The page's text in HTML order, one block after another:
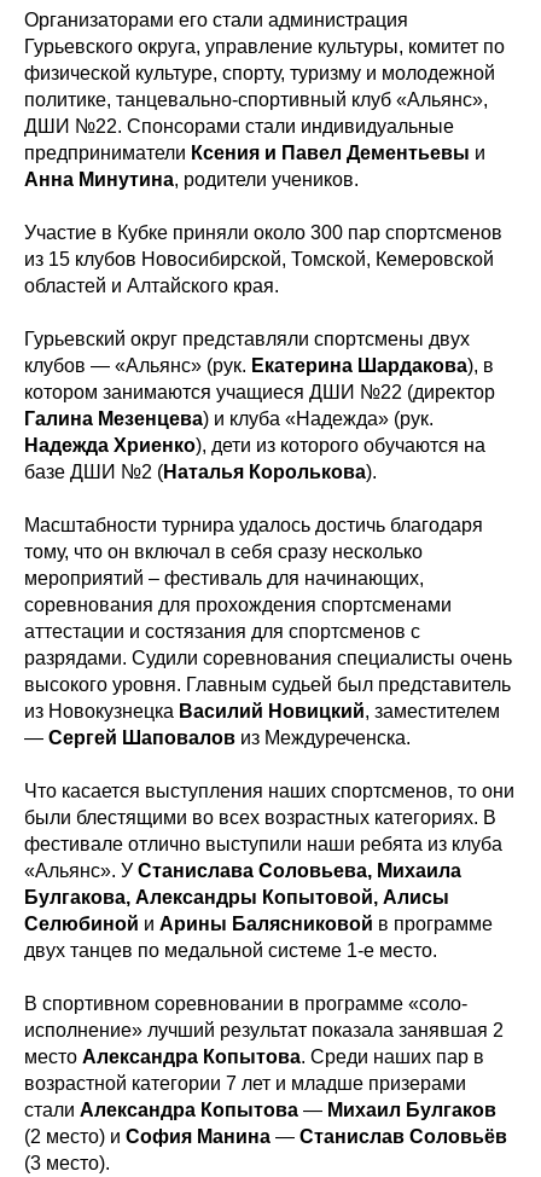
Организаторами его стали администрация
Гурьевского округа, управление культуры, комитет по
физической культуре, спорту, туризму и молодежной
политике, танцевально-спортивный клуб «Альянс»,
ДШИ №22. Спонсорами стали индивидуальные
предприниматели Ксения и Павел Дементьевы и
Анна Минутина, родители учеников.
Участие в Кубке приняли около 300 пар спортсменов
из 15 клубов Новосибирской, Томской, Кемеровской
областей и Алтайского края.
Гурьевский округ представляли спортсмены двух
клубов — «Альянс» (рук. Екатерина Шардакова), в
котором занимаются учащиеся ДШИ №22 (директор
Галина Мезенцева) и клуба «Надежда» (рук.
Надежда Хриенко), дети из которого обучаются на
базе ДШИ №2 (Наталья Королькова).
Масштабности турнира удалось достичь благодаря
тому, что он включал в себя сразу несколько
мероприятий – фестиваль для начинающих,
соревнования для прохождения спортсменами
аттестации и состязания для спортсменов с
разрядами. Судили соревнования специалисты очень
высокого уровня. Главным судьей был представитель
из Новокузнецка Василий Новицкий, заместителем
— Сергей Шаповалов из Междуреченска.
Что касается выступления наших спортсменов, то они
были блестящими во всех возрастных категориях. В
фестивале отлично выступили наши ребята из клуба
«Альянс». У Станислава Соловьева, Михаила
Булгакова, Александры Копытовой, Алисы
Селюбиной и Арины Балясниковой в программе
двух танцев по медальной системе 1-е место.
В спортивном соревновании в программе «соло-
исполнение» лучший результат показала занявшая 2
место Александра Копытова. Среди наших пар в
возрастной категории 7 лет и младше призерами
стали Александра Копытова — Михаил Булгаков
(2 место) и София Манина — Станислав Соловьёв
(3 место).